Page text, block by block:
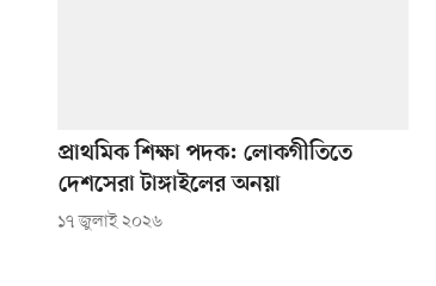
প্রাথমিক শিক্ষা পদক: লোকগীতিতে
দেশসেরা টাঙ্গাইলের অনয়া
১৭ জুলাই ২০২৬